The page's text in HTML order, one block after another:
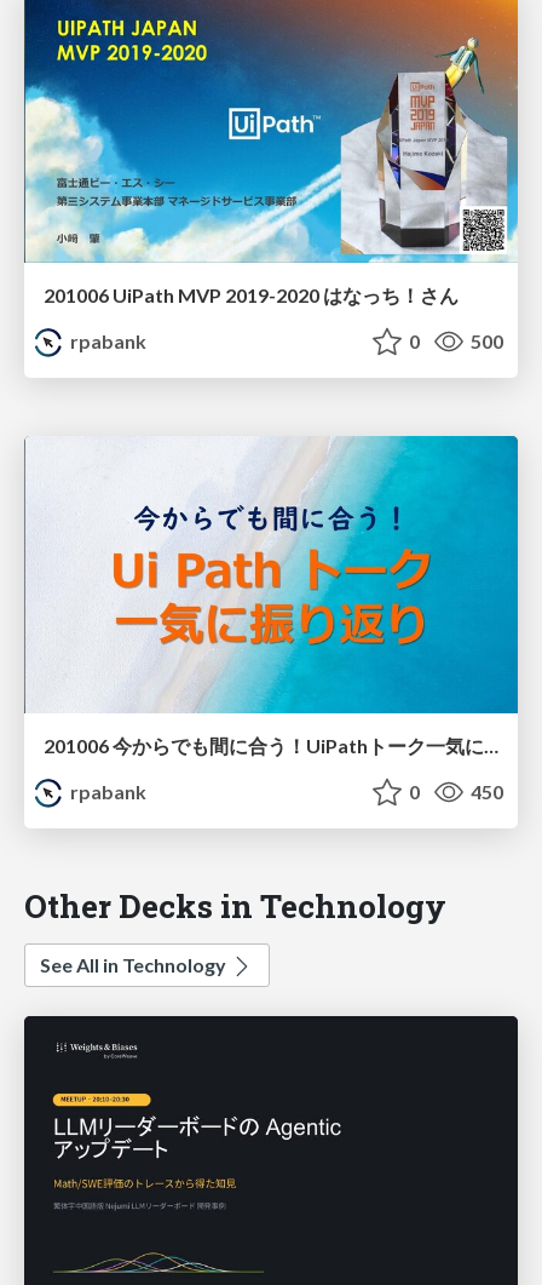
201006 UiPath MVP 2019-2020 はなっち！さん
rpabank
0 500
201006 今からでも間に合う！UiPathトーク一気に振り返り たまいさん
rpabank
0 450
Other Decks in Technology
See All in Technology